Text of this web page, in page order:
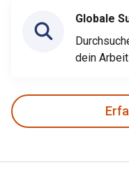
Globale
dein